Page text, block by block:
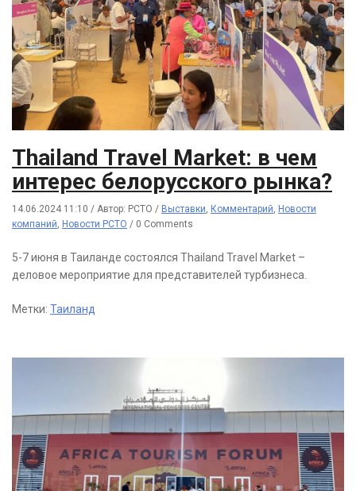
Thailand Travel Market: в чем
интерес белорусского рынка?
14.06.2024 11:10 / Автор: РСТО / Выставки Комментарий Новости
компаний Новости РСТО / 0 Comments
5-7 июня в Таиланде состоялся Thailand Travel Market –
деловое мероприятие для представителей турбизнеса.
Метки: Таиланд